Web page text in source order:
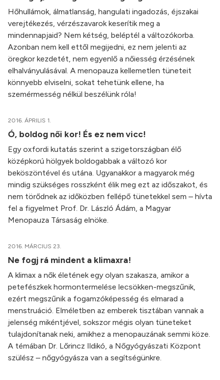
Hőhullámok, álmatlanság, hangulati ingadozás, éjszakai
verejtékezés, vérzészavarok keserítik meg a
mindennapjaid? Nem kétség, beléptél a változókorba.
Azonban nem kell ettől megijedni, ez nem jelenti az
öregkor kezdetét, nem egyenlő a nőiesség érzésének
elhalványulásával. A menopauza kellemetlen tüneteit
könnyebb elviselni, sokat tehetünk ellene, ha
szemérmesség nélkül beszélünk róla!
2016. ÁPRILIS 1.
Ó, boldog női kor! És ez nem vicc!
Egy oxfordi kutatás szerint a szigetországban élő
középkorú hölgyek boldogabbak a változó kor
beköszöntével és utána. Ugyanakkor a magyarok még
mindig szükséges rosszként élik meg ezt az időszakot, és
nem törődnek az időközben fellépő tünetekkel sem – hívta
fel a figyelmet Prof. Dr. László Ádám, a Magyar
Menopauza Társaság elnöke.
2016. MÁRCIUS 23.
Ne fogj rá mindent a klimaxra!
A klimax a nők életének egy olyan szakasza, amikor a
petefészkek hormontermelése lecsökken-megszűnik,
ezért megszűnik a fogamzóképesség és elmarad a
menstruáció. Elméletben az emberek tisztában vannak a
jelenség mikéntjével, sokszor mégis olyan tüneteket
tulajdonítanak neki, amikhez a menopauzának semmi köze.
A témában Dr. Lőrincz Ildikó, a Nőgyógyászati Központ
szülész – nőgyógyásza van a segítségünkre.